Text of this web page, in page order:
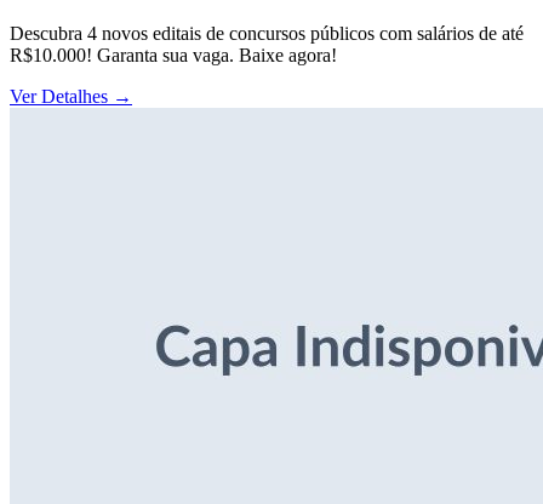
Descubra 4 novos editais de concursos públicos com salários de até
R$10.000! Garanta sua vaga. Baixe agora!
Ver Detalhes →